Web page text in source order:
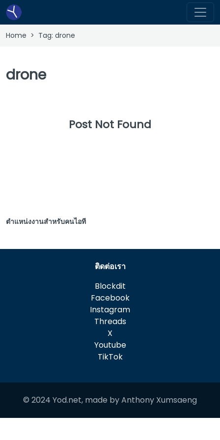
Home > Tag: drone
drone
Post Not Found
ตำแหน่งงานสำหรับคนไอที
ติดต่อเรา
Blockdit
Facebook
Instagram
Threads
X
Youtube
TikTok
© 2024 Yod.net, made byAnthony Xumsaeng